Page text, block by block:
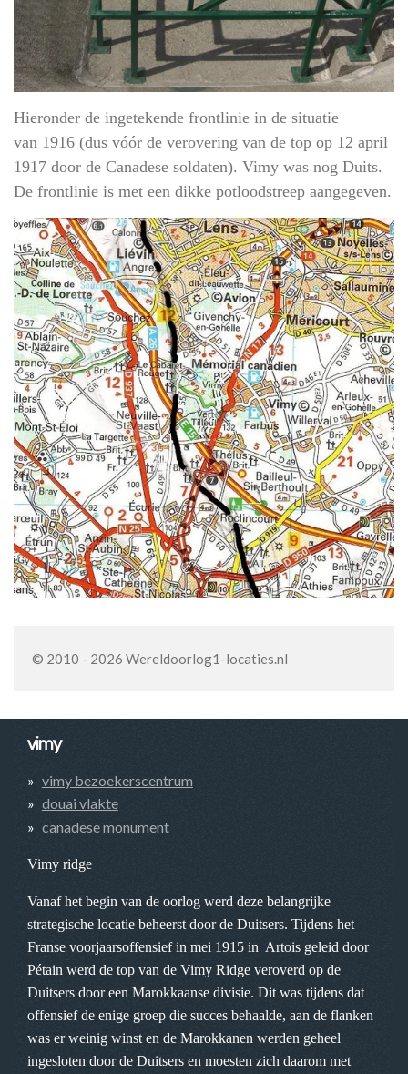
Hieronder de ingetekende frontlinie in de situatie
van 1916 (dus vóór de verovering van de top op 12 april
1917 door de Canadese soldaten). Vimy was nog Duits.
De frontlinie is met een dikke potloodstreep aangegeven.
© 2010 - 2026 Wereldoorlog1-locaties.nl
vimy
vimy bezoekerscentrum
douai vlakte
canadese monument
Vimy ridge
Vanaf het begin van de oorlog werd deze belangrijke
strategische locatie beheerst door de Duitsers. Tijdens het
Franse voorjaarsoffensief in mei 1915 in Artois geleid door
Pétain werd de top van de Vimy Ridge veroverd op de
Duitsers door een Marokkaanse divisie. Dit was tijdens dat
offensief de enige groep die succes behaalde, aan de flanken
was er weinig winst en de Marokkanen werden geheel
ingesloten door de Duitsers en moesten zich daarom met